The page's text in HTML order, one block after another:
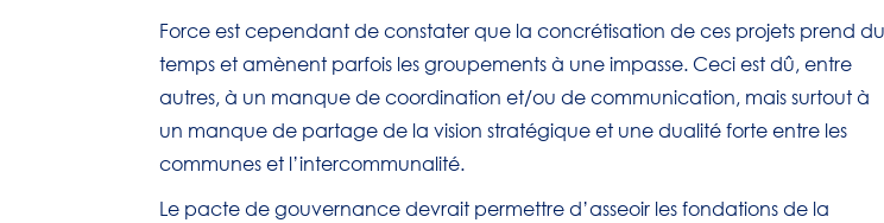
Force est cependant de constater que la concrétisation de ces projets prend du
temps et amènent parfois les groupements à une impasse. Ceci est dû, entre
autres, à un manque de coordination et/ou de communication, mais surtout à
un manque de partage de la vision stratégique et une dualité forte entre les
communes et l’intercommunalité.
Le pacte de gouvernance devrait permettre d’asseoir les fondations de la